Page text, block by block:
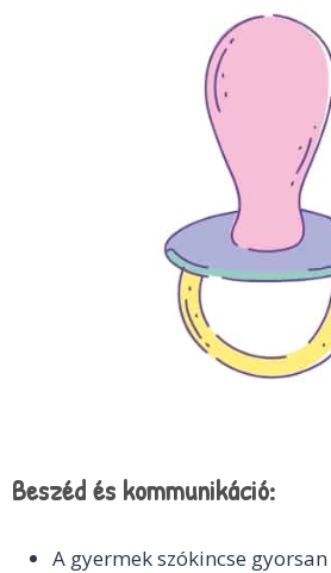
Beszéd és kommunikáció:
A gyermek szókincse